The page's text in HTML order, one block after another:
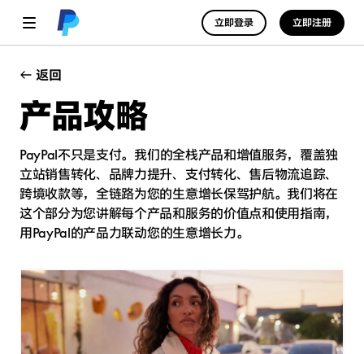
立即登录 立即注册
返回
产品攻略
PayPal不只是支付。我们的全栈产品和增值服务，覆盖独
立站销售转化、品牌力提升、支付转化、售后物流追踪、
跨境收款等，全链路为您的生意增长保驾护航。我们将在
这个部分为您讲解每个产品和服务的价值点和使用指南，
用PayPal的产品力联动您的生意增长力。